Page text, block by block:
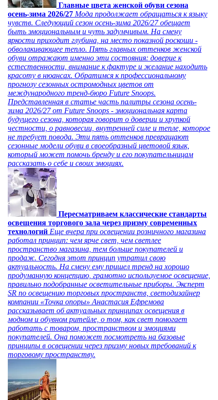
Главные цвета женской обуви сезона
осень-зима 2026/27 Мода продолжает обращаться к языку
чувств. Следующий сезон осень-зима 2026/27 обещает
быть эмоциональным и чуть задумчивым. На смену
яркости приходит глубина, на место показной роскоши -
обволакивающее тепло. Пять главных оттенков женской
обуви отражают именно эти состояния: доверие к
естественности, внимание к фактуре и желание находить
красоту в нюансах. Обратимся к профессиональному
прогнозу сезонных остромодных цветов от
международного тренд-бюро Future Snoops.
Представленная в статье часть палитры сезона осень-
зима 2026/27 от Future Snoops - эмоциональная карта
будущего сезона, которая говорит о доверии и хрупкой
честности, о равновесии, внутренней силе и тепле, которое
не требует повода. Эти пять оттенков превращают
сезонные модели обуви в своеобразный цветовой язык,
который может помочь бренду и его покупательницам
рассказать о себе и своих эмоциях.
Пересматриваем классические стандарты
освещения торгового зала через призму современных
технологий Еще вчера при освещении розничного магазина
работал принцип: чем ярче свет, чем светлее
пространство магазина, тем больше покупателей и
продаж. Сегодня этот принцип утратил свою
актуальность. На смену ему пришел тренд на хорошо
продуманную концепцию, грамотно используемое освещение,
правильно подобранные осветительные приборы. Эксперт
SR по освещению торговых пространств, светодизайнер
компании «Точка опоры» Анастасия Ефремова
рассказывает об актуальных принципах освещения в
модном и обувном ритейле, о том, как свет помогает
работать с товаром, пространством и эмоциями
покупателей. Она поможет посмотреть на базовые
принципы в освещении через призму новых требований к
торговому пространству.